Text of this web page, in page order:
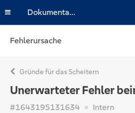
Dokumentation
Fehlerursache
Gründe für das Scheitern
Unerwarteter Fehler
#1643195131634 Intern